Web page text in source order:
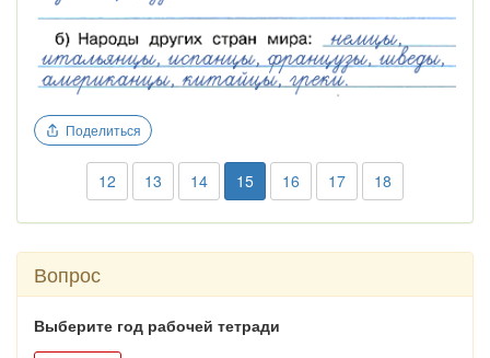
Поделиться
12 13 14 15 16 17 18
Вопрос
Выберите год рабочей тетради